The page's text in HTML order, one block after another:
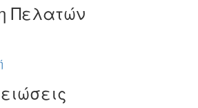
Πελατών